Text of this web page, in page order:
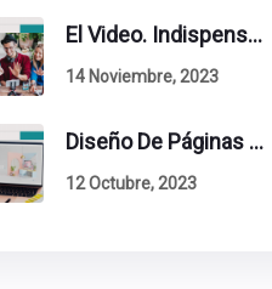
El Video. Indispensable En Tu Estrategia De Contenidos.
14 Noviembre, 2023
Diseño De Páginas Web. Esto Debe Tener Un Sitio Exitoso.
12 Octubre, 2023